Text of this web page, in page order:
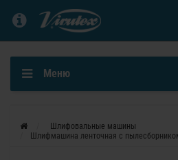
Меню
Шлифовальные машины
Шлифмашина ленточная с